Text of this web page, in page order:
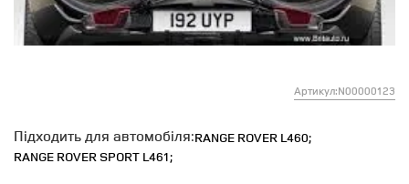
Артикул:N00000123
Підходить для автомобіля:RANGE ROVER L460;
RANGE ROVER SPORT L461;